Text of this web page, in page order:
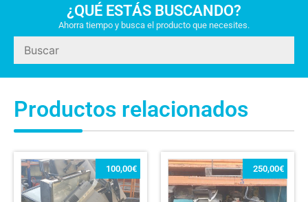
¿QUÉ ESTÁS BUSCANDO?
Ahorra tiempo y busca el producto que necesites.
Productos relacionados
100,00€ 250,00€